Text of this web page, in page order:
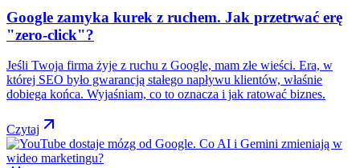
Google zamyka kurek z ruchem. Jak przetrwać erę
"zero-click"?
Jeśli Twoja firma żyje z ruchu z Google, mam złe wieści. Era, w
której SEO było gwarancją stałego napływu klientów, właśnie
dobiega końca. Wyjaśniam, co to oznacza i jak ratować biznes.
Czytaj